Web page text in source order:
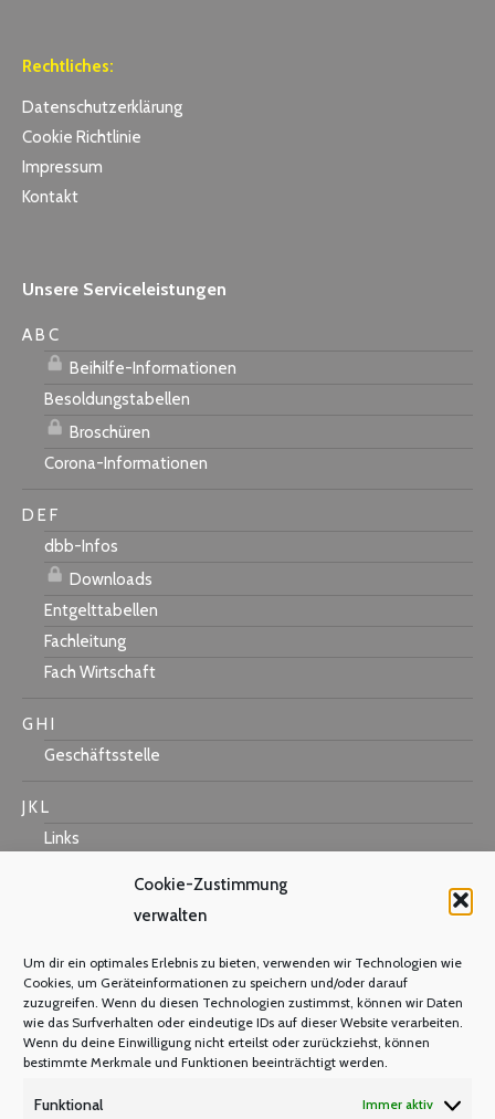
Cookie-Zustimmung
verwalten
Um dir ein optimales Erlebnis zu bieten, verwenden wir Technologien wie
Cookies, um Geräteinformationen zu speichern und/oder darauf
zuzugreifen. Wenn du diesen Technologien zustimmst, können wir Daten
wie das Surfverhalten oder eindeutige IDs auf dieser Website verarbeiten.
Wenn du deine Einwilligung nicht erteilst oder zurückziehst, können
bestimmte Merkmale und Funktionen beeinträchtigt werden.
Funktional Immer aktiv
Rechtliches:
Datenschutzerklärung
Cookie Richtlinie
Impressum
Kontakt
Unsere Serviceleistungen
A B C
Beihilfe-Informationen
Besoldungstabellen
Broschüren
Corona-Informationen
D E F
dbb-Infos
Downloads
Entgelttabellen
Fachleitung
Fach Wirtschaft
G H I
Geschäftsstelle
J K L
Links
Mastercard
Warum Mitglied werden?
Mitgliedsbeitrag
Mitglied werden